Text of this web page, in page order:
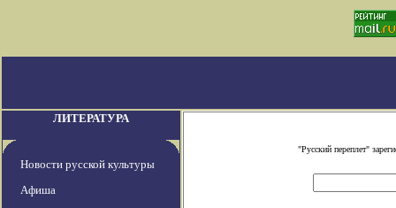
ЛИТЕРАТУРА
Новости русской культуры
Афиша
"Русский переплет"